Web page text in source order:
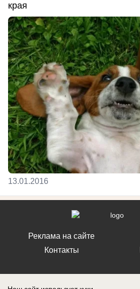
края
13.01.2016
Реклама на сайте
Контакты